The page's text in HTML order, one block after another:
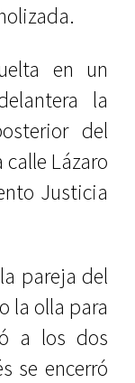
en un
la
del
Lázaro
Justicia
pareja del
la olla para
a los dos
se encerró